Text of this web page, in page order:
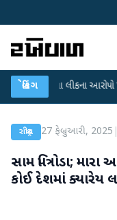
બ્રેકિંગ
પરીક્ષા લીકના આરોપો પર રાહુલ
રાષ્ટ્રીય 27 ફેબ્રુઆરી, 2025
સામ પિત્રોડા;
કોઈ દેશમાં ક્યારેય